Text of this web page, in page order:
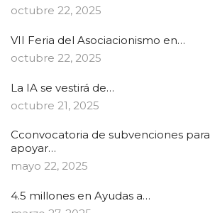
octubre 22, 2025
VII Feria del Asociacionismo en…
octubre 22, 2025
La IA se vestirá de…
octubre 21, 2025
Cconvocatoria de subvenciones para
apoyar…
mayo 22, 2025
4.5 millones en Ayudas a…